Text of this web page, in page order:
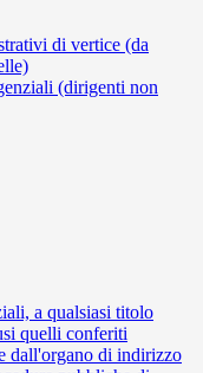
di vertice (da
(dirigenti non
a qualsiasi titolo
quelli conferiti
dall'organo di indirizzo